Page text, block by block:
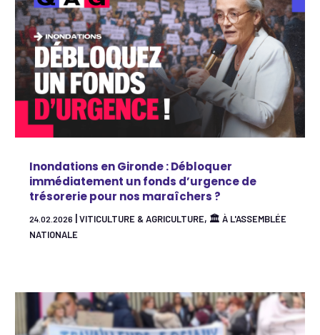
Inondations en Gironde : Débloquer
immédiatement un fonds d’urgence de
trésorerie pour nos maraîchers ?
24.02.2026 |VITICULTURE & AGRICULTURE, 🏛 À L'ASSEMBLÉE
NATIONALE